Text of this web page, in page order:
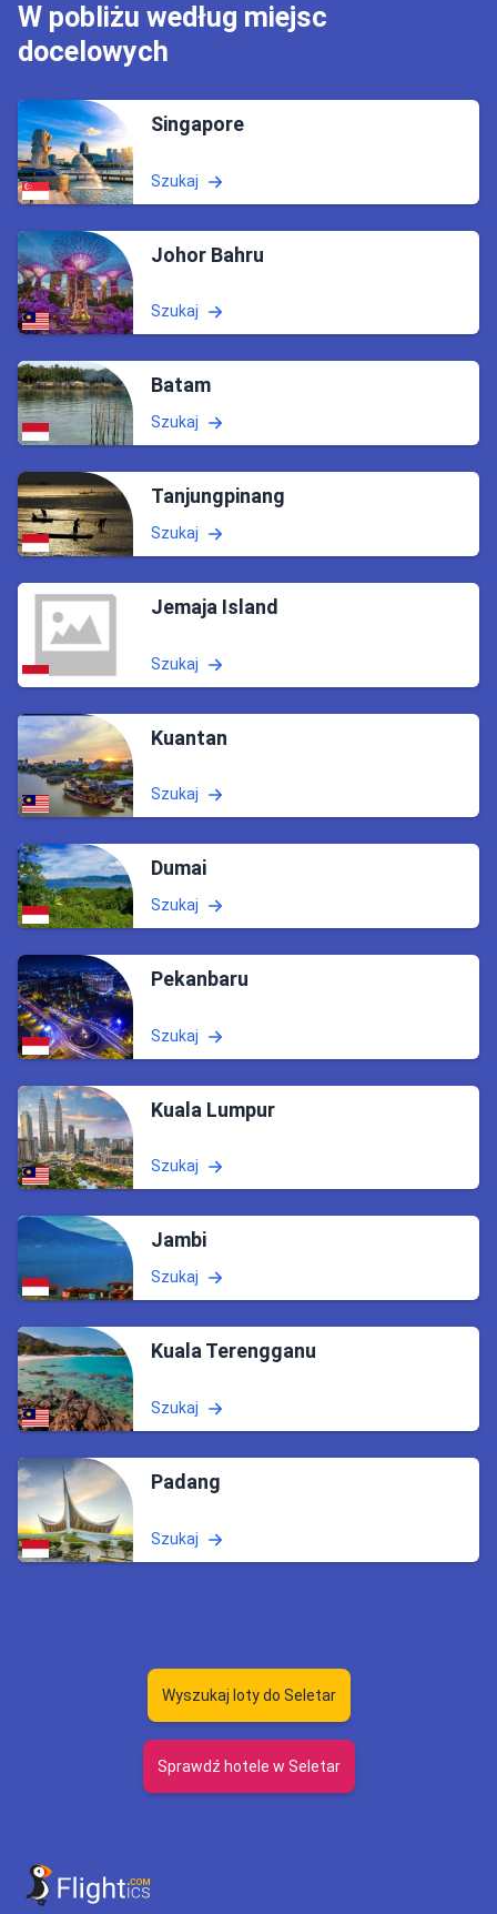
W pobliżu według miejsc
docelowych
Singapore
Szukaj
Johor Bahru
Szukaj
Batam
Szukaj
Tanjungpinang
Szukaj
Jemaja Island
Szukaj
Kuantan
Szukaj
Dumai
Szukaj
Pekanbaru
Szukaj
Kuala Lumpur
Szukaj
Jambi
Szukaj
Kuala Terengganu
Szukaj
Padang
Szukaj
Wyszukaj loty do Seletar
Sprawdź hotele w Seletar